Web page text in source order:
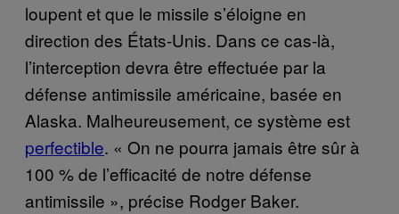
loupent et que le missile s’éloigne en
direction des États-Unis. Dans ce cas-là,
l’interception devra être effectuée par la
défense antimissile américaine, basée en
Alaska. Malheureusement, ce système est
perfectible. « On ne pourra jamais être sûr à
100 % de l’efficacité de notre défense
antimissile », précise Rodger Baker.